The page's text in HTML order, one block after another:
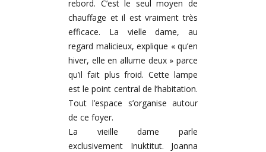
rebord. C’est le seul moyen de
chauffage et il est vraiment très
efficace. La vielle dame, au
regard malicieux, explique « qu’en
hiver, elle en allume deux » parce
qu’il fait plus froid. Cette lampe
est le point central de l’habitation.
Tout l’espace s’organise autour
de ce foyer.
La vieille dame parle
exclusivement Inuktitut. Joanna